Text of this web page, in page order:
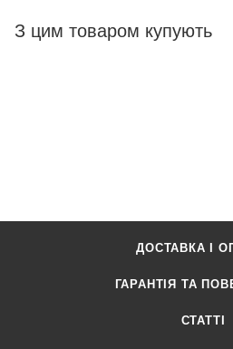
З цим товаром купують
ДОСТАВКА І
ГАРАНТІЯ ТА
СТАТТІ